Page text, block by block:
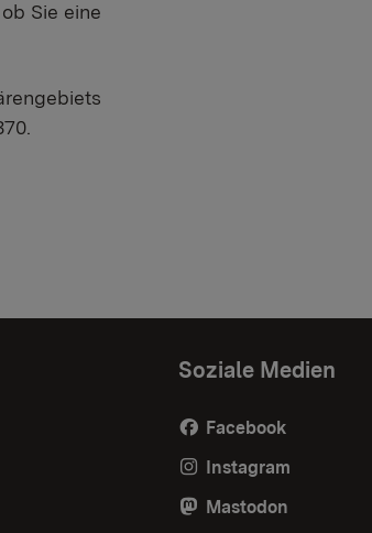
Sie eine
Soziale Medien
Facebook
Instagram
Mastodon